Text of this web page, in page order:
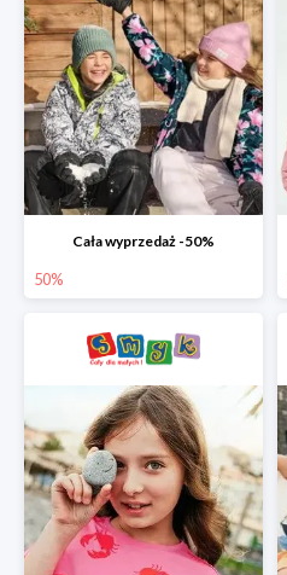
Cała wyprzedaż -50%
50%